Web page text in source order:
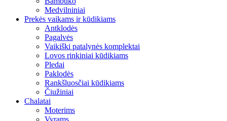
Medvilniniai
Prekės vaikams ir kūdikiams
Antklodės
Pagalvės
Vaikiški patalynės komplektai
Lovos rinkiniai kūdikiams
Pledai
Paklodės
Rankšluosčiai kūdikiams
Čiužiniai
Chalatai
Moterims
Vyrams